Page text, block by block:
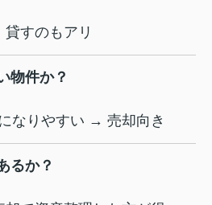
すのもアリ
物件か？
なりやすい → 売却向き
るか？